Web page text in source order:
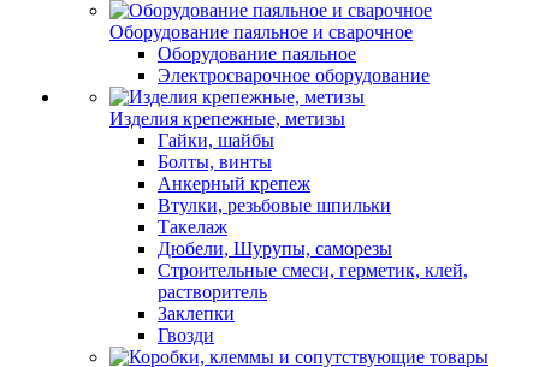
Оборудование паяльное и сварочное
Оборудование паяльное
Электросварочное оборудование
Изделия крепежные, метизы
Гайки, шайбы
Болты, винты
Анкерный крепеж
Втулки, резьбовые шпильки
Такелаж
Дюбели, Шурупы, саморезы
Строительные смеси, герметик, клей,
растворитель
Заклепки
Гвозди